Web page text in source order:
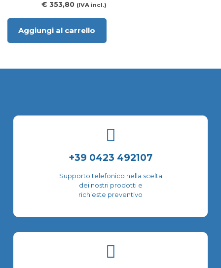
€ 353,80 (IVA incl.)
Aggiungi al carrello
+39 0423 492107
Supporto telefonico nella scelta
dei nostri prodotti e
richieste preventivo